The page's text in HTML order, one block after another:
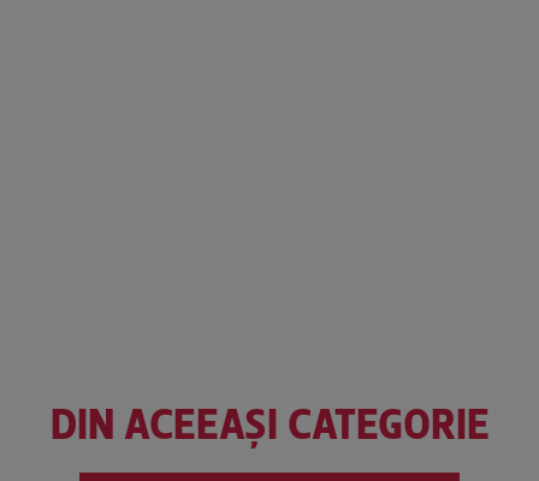
DIN ACEEAȘI CATEGORIE